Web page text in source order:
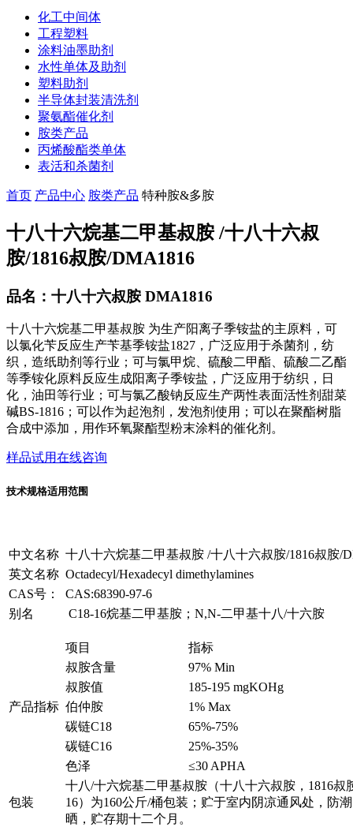
化工中间体
工程塑料
涂料油墨助剂
水性单体及助剂
塑料助剂
半导体封装清洗剂
聚氨酯催化剂
胺类产品
丙烯酸酯类单体
表活和杀菌剂
首页 产品中心 胺类产品 特种胺&多胺
十八十六烷基二甲基叔胺 /十八十六叔
胺/1816叔胺/DMA1816
品名：十八十六叔胺 DMA1816
十八十六烷基二甲基叔胺 为生产阳离子季铵盐的主原料，可
以氯化苄反应生产苄基季铵盐1827，广泛应用于杀菌剂，纺
织，造纸助剂等行业；可与氯甲烷、硫酸二甲酯、硫酸二乙酯
等季铵化原料反应生成阳离子季铵盐，广泛应用于纺织，日
化，油田等行业；可与氯乙酸钠反应生产两性表面活性剂甜菜
碱BS-1816；可以作为起泡剂，发泡剂使用；可以在聚酯树脂
合成中添加，用作环氧聚酯型粉末涂料的催化剂。
样品试用在线咨询
技术规格适用范围
中文名称 十八十六烷基二甲基叔胺 /十八十六叔胺/1816叔胺/
英文名称 Octadecyl/Hexadecyl dimethylamines
CAS号：
CAS:68390-97-6
别名
C18-16烷基二甲基胺；N,N-二甲基十八/十六胺
产品指标
项目
指标
叔胺含量
97% Min
叔胺值
185-195 mgKOHg
伯仲胺
1% Max
碳链C18
65%-75%
碳链C16
25%-35%
色泽
≤30 APHA
包装
十八/十六烷基二甲基叔胺（十八十六叔胺，1816叔
16）为160公斤/桶包装；贮于室内阴凉通风处，防
晒，贮存期十二个月。